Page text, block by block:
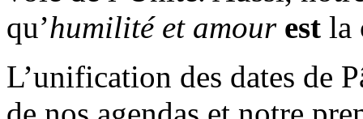
qu’humilité et amour est la
L’unification des dates de